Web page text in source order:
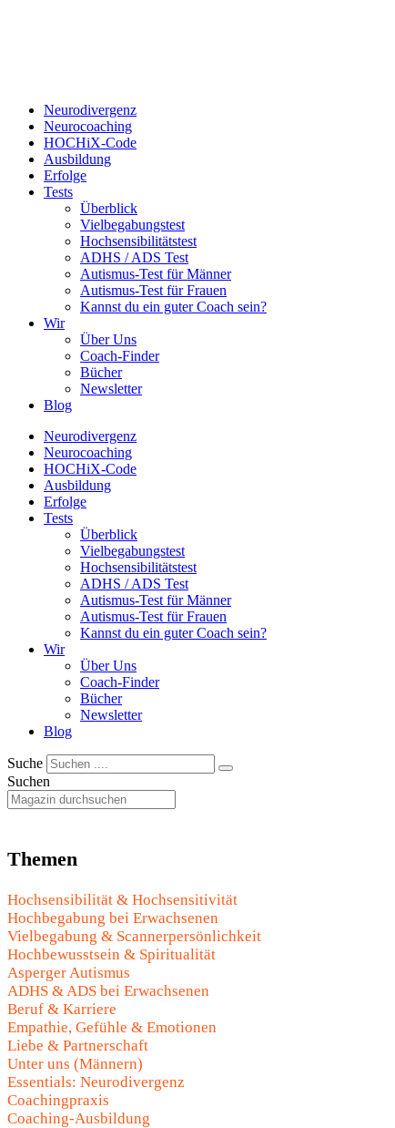
Neurodivergenz
Neurocoaching
HOCHiX-Code
Ausbildung
Erfolge
Tests
Überblick
Vielbegabungstest
Hochsensibilitätstest
ADHS / ADS Test
Autismus-Test für Männer
Autismus-Test für Frauen
Kannst du ein guter Coach sein?
Wir
Über Uns
Coach-Finder
Bücher
Newsletter
Blog
Neurodivergenz
Neurocoaching
HOCHiX-Code
Ausbildung
Erfolge
Tests
Überblick
Vielbegabungstest
Hochsensibilitätstest
ADHS / ADS Test
Autismus-Test für Männer
Autismus-Test für Frauen
Kannst du ein guter Coach sein?
Wir
Über Uns
Coach-Finder
Bücher
Newsletter
Blog
Suche
Suchen
Themen
Hochsensibilität & Hochsensitivität
Hochbegabung bei Erwachsenen
Vielbegabung & Scannerpersönlichkeit
Hochbewusstsein & Spiritualität
Asperger Autismus
ADHS & ADS bei Erwachsenen
Beruf & Karriere
Empathie, Gefühle & Emotionen
Liebe & Partnerschaft
Unter uns (Männern)
Essentials: Neurodivergenz
Coachingpraxis
Coaching-Ausbildung